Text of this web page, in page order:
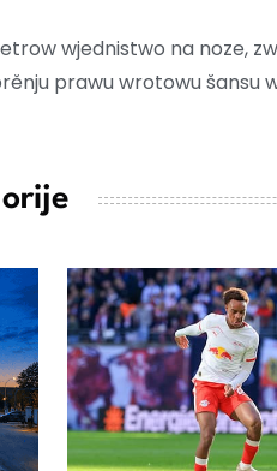
wjednistwo na noze,
prawu wrotowu šansu